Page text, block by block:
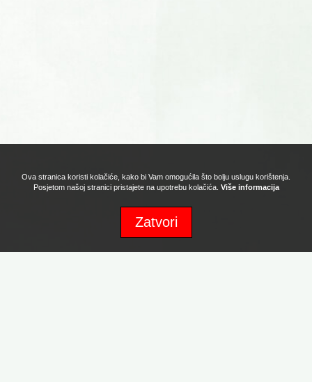
Ova stranica koristi kolačiće, kako bi Vam omogućila što bolju uslugu korištenja.
Posjetom našoj stranici pristajete na upotrebu kolačića. Više informacija
Zatvori